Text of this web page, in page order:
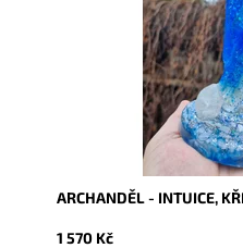
ARCHANDĚL - INTUICE,
1 570 Kč